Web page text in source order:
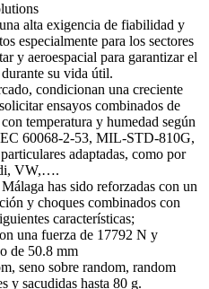
alta exigencia de fiabilidad y
especialmente para los sectores
y aeroespacial para garantizar el
su vida útil.
condicionan una creciente
ensayos combinados de
temperatura y humedad según
60068-2-53, MIL-STD-810G,
adaptadas, como por
VW,….
has sido reforzadas con un
y choques combinados con
características;
una fuerza de 17792 N y
de 50.8 mm
seno sobre random, random
y sacudidas hasta 80 g.